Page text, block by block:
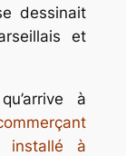
dessinait
et
à
à